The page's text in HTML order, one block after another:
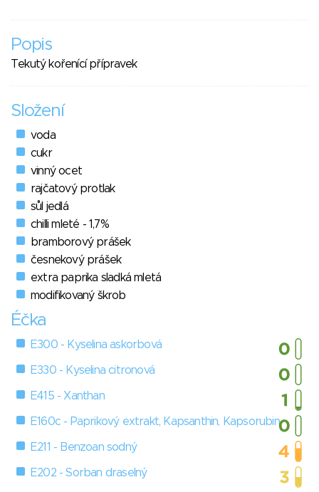
Popis
Tekutý kořenící přípravek
Složení
voda
cukr
vinný ocet
rajčatový protlak
sůl jedlá
chilli mleté - 1,7%
bramborový prášek
česnekový prášek
extra paprika sladká mletá
modifikovaný škrob
Éčka
E300 - Kyselina askorbová
E330 - Kyselina citronová
E415 - Xanthan
E160c - Paprikový extrakt, Kapsanthin, Kapsorubin
E211 - Benzoan sodný
E202 - Sorban draselný